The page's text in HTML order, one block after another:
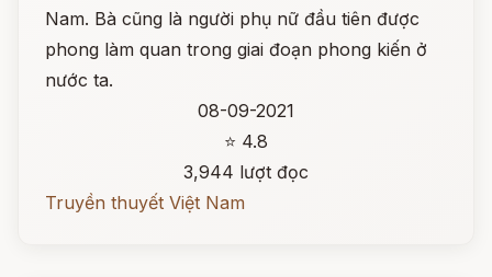
Nam. Bà cũng là người phụ nữ đầu tiên được
phong làm quan trong giai đoạn phong kiến ở
nước ta.
08-09-2021
⭐ 4.8
3,944 lượt đọc
Truyền thuyết Việt Nam